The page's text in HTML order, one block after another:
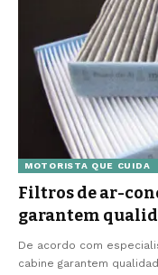
MOTORISTA QUE CUIDA
Filtros de ar-
garantem
De acordo com
cabine garantem